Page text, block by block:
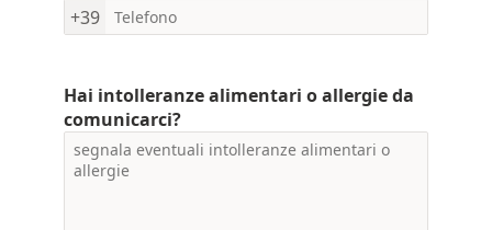
+39
Hai intolleranze alimentari o allergie da
comunicarci?